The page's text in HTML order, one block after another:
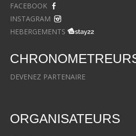
FACEBOOK
INSTAGRAM
HEBERGEMENTS
DEVENEZ PARTENAIRE
ORGANISATEURS